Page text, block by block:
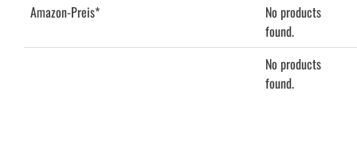
Amazon-Preis*
No products
found.
No products
found.